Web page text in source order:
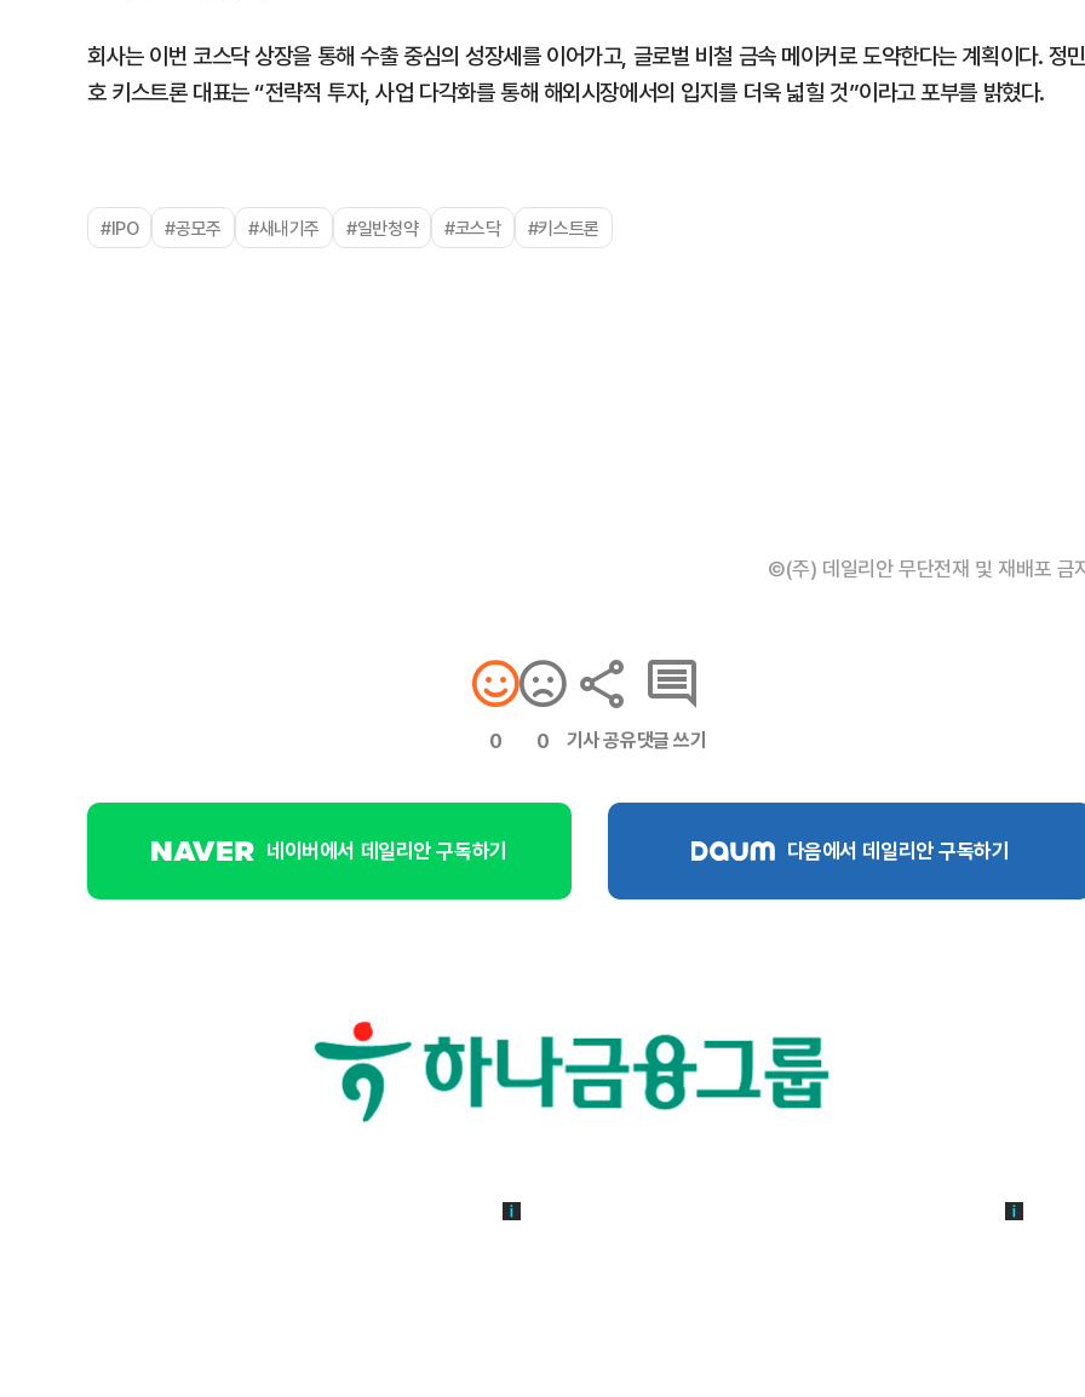
회사는 이번 코스닥 상장을 통해 수출 중심의 성장세를 이어가고, 글로벌 비철 금속 메이커로 도약한다는 계획이다. 정
호 키스트론 대표는 “전략적 투자, 사업 다각화를 통해 해외시장에서의 입지를 더욱 넓힐 것”이라고 포부를 밝혔다.
#IPO #공모주 #새내기주 #일반청약 #코스닥 #키스트론
©(주) 데일리안 무단전재 및 재배포 금
0 0 기사 공유댓글 쓰기
네이버에서 데일리안 구독하기 다음에서 데일리안 구독하기